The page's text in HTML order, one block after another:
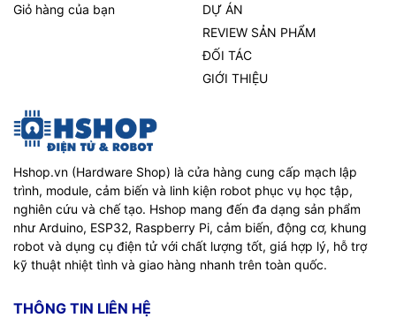
Giỏ hàng của bạn
DỰ ÁN
REVIEW SẢN PHẨM
ĐỐI TÁC
GIỚI THIỆU
Hshop.vn (Hardware Shop) là cửa hàng cung cấp mạch lập
trình, module, cảm biến và linh kiện robot phục vụ học tập,
nghiên cứu và chế tạo. Hshop mang đến đa dạng sản phẩm
như Arduino, ESP32, Raspberry Pi, cảm biến, động cơ, khung
robot và dụng cụ điện tử với chất lượng tốt, giá hợp lý, hỗ trợ
kỹ thuật nhiệt tình và giao hàng nhanh trên toàn quốc.
THÔNG TIN LIÊN HỆ